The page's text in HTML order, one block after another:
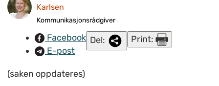
Karlsen
Kommunikasjonsrådgiver
Facebook
E-post
Del: Print:
(saken oppdateres)